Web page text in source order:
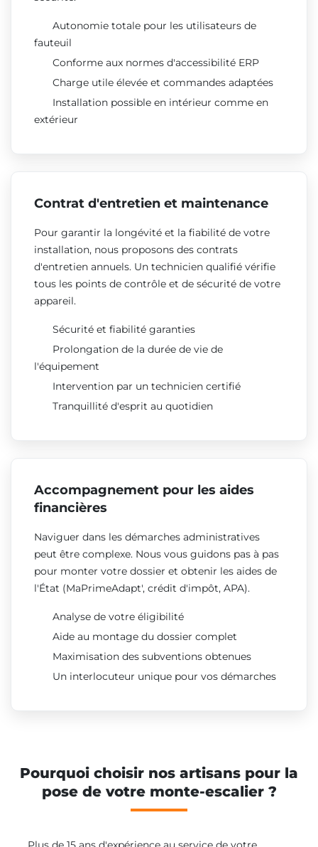
Autonomie totale pour les utilisateurs de
fauteuil
Conforme aux normes d'accessibilité ERP
Charge utile élevée et commandes adaptées
Installation possible en intérieur comme en
extérieur
Contrat d'entretien et maintenance
Pour garantir la longévité et la fiabilité de votre
installation, nous proposons des contrats
d'entretien annuels. Un technicien qualifié vérifie
tous les points de contrôle et de sécurité de votre
appareil.
Sécurité et fiabilité garanties
Prolongation de la durée de vie de
l'équipement
Intervention par un technicien certifié
Tranquillité d'esprit au quotidien
Accompagnement pour les aides
financières
Naviguer dans les démarches administratives
peut être complexe. Nous vous guidons pas à pas
pour monter votre dossier et obtenir les aides de
l'État (MaPrimeAdapt', crédit d'impôt, APA).
Analyse de votre éligibilité
Aide au montage du dossier complet
Maximisation des subventions obtenues
Un interlocuteur unique pour vos démarches
Pourquoi choisir nos artisans pour la
pose de votre monte-escalier ?